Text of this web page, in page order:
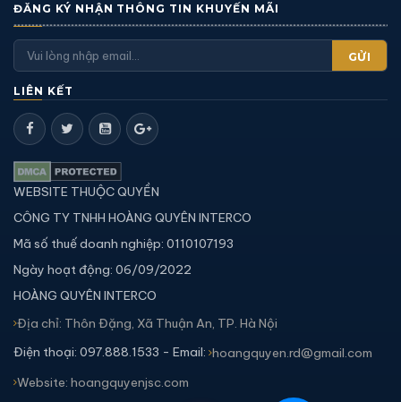
ĐĂNG KÝ NHẬN THÔNG TIN KHUYẾN MÃI
GỬI
LIÊN KẾT
WEBSITE THUỘC QUYỀN
CÔNG TY TNHH HOÀNG QUYÊN INTERCO
Mã số thuế doanh nghiệp: 0110107193
Ngày hoạt động: 06/09/2022
HOÀNG QUYÊN INTERCO
Địa chỉ: Thôn Đặng, Xã Thuận An, TP. Hà Nội
Điện thoại: 097.888.1533 - Email: hoangquyen.rd@gmail.com
Website: hoangquyenjsc.com